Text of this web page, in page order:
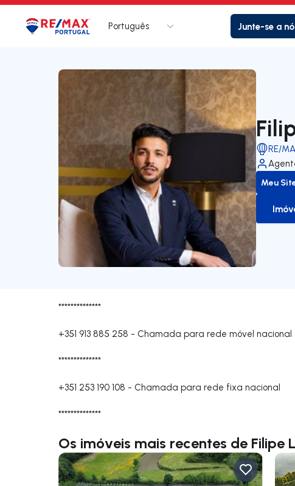
Logo Ir para página inicial
Português Junte-se a
RE/
Meu
**************
+351 913 885 258 - Chamada para rede móvel nacional
**************
+351 253 190 108 - Chamada para rede fixa nacional
**************
Os imóveis mais recentes de Filipe